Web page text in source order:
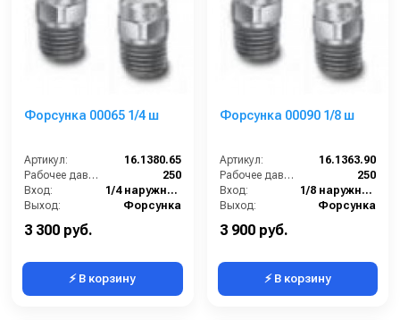
Форсунка 00065 1/4 ш
Артикул:
16.1380.65
Рабочее давление (бар):
250
Вход:
1/4 наружняя резьба
Выход:
Форсунка
3 300 руб.
⚡ В корзину
Форсунка 00090 1/8 ш
Артикул:
16.1363.90
Рабочее давление (бар):
250
Вход:
1/8 наружняя резьба
Выход:
Форсунка
3 900 руб.
⚡ В корзину